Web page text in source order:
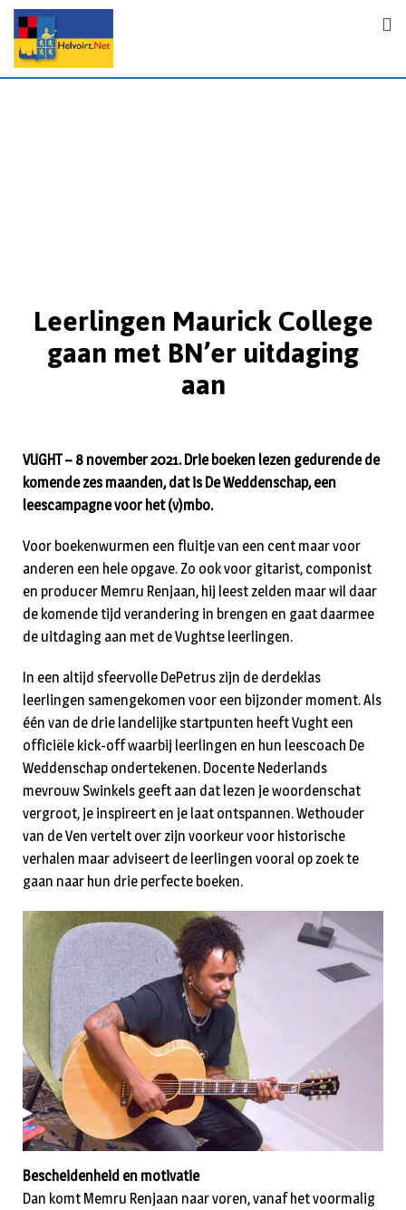
Leerlingen Maurick College
gaan met BN’er uitdaging
aan
VUGHT – 8 november 2021. Drie boeken lezen gedurende de
komende zes maanden, dat is De Weddenschap, een
leescampagne voor het (v)mbo.
Voor boekenwurmen een fluitje van een cent maar voor
anderen een hele opgave. Zo ook voor gitarist, componist
en producer Memru Renjaan, hij leest zelden maar wil daar
de komende tijd verandering in brengen en gaat daarmee
de uitdaging aan met de Vughtse leerlingen.
In een altijd sfeervolle DePetrus zijn de derdeklas
leerlingen samengekomen voor een bijzonder moment. Als
één van de drie landelijke startpunten heeft Vught een
officiële kick-off waarbij leerlingen en hun leescoach De
Weddenschap ondertekenen. Docente Nederlands
mevrouw Swinkels geeft aan dat lezen je woordenschat
vergroot, je inspireert en je laat ontspannen. Wethouder
van de Ven vertelt over zijn voorkeur voor historische
verhalen maar adviseert de leerlingen vooral op zoek te
gaan naar hun drie perfecte boeken.
Bescheidenheid en motivatie
Dan komt Memru Renjaan naar voren, vanaf het voormalig